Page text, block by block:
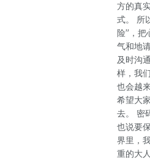
方的真
式。 所
险”，
气和地
及时沟
样，我
也会越
希望大
去。 密
也说要
界里，
重的大